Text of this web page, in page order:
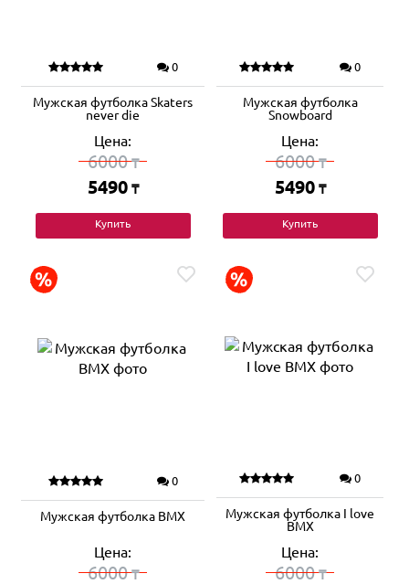
0
Мужская футболка Skaters
never die
Цена:
6000₸
5490 ₸
Купить
0
Мужская футболка
Snowboard
Цена:
6000₸
5490 ₸
Купить
0
Мужская футболка BMX
Цена:
6000₸
0
Мужская футболка I love
BMX
Цена:
6000₸